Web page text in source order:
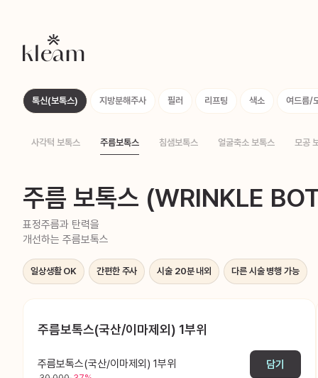
톡신(보톡스) 지방분해주사 필러 리프팅 색소 여드름/
사각턱 보톡스 주름보톡스 침샘보톡스 얼굴축소 보톡스 모공
주름 보톡스 (WRINKLE
표정주름과 탄력을
개선하는 주름보톡스
일상생활 OK 간편한 주사 시술 20분 내외 다른 시술 병행 가능
주름보톡스(국산/이마제외) 1부위
주름보톡스(국산/이마제외) 1부위 담기